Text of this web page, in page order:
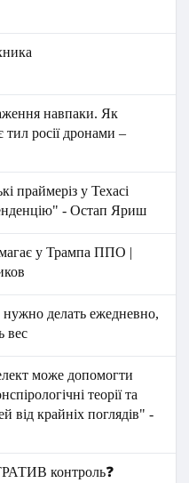
навпаки. Як
тил росії дронами –
праймеріз у Техасі
- Остап Яриш
у Трампа ППО |
делать ежедневно,
вес
може допомогти
теорії та
від крайніх поглядів" -
контроль❓